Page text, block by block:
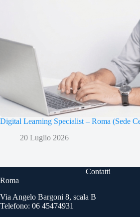
Digital Learning Specialist – Roma (Sede
20 Luglio 2026
Contatti
Roma
Via Angelo Bargoni 8, scala B
Telefono: 06 45474931